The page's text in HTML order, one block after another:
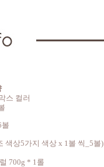
스 컬러
볼
색상5가지 색상 x 1볼 씩_5볼)
700g * 1롤